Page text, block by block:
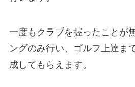
一度もクラブを握ったことが
ングのみ行い、ゴルフ上達ま
成してもらえます。